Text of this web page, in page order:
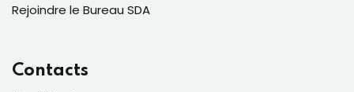
Rejoindre le Bureau SDA
Contacts